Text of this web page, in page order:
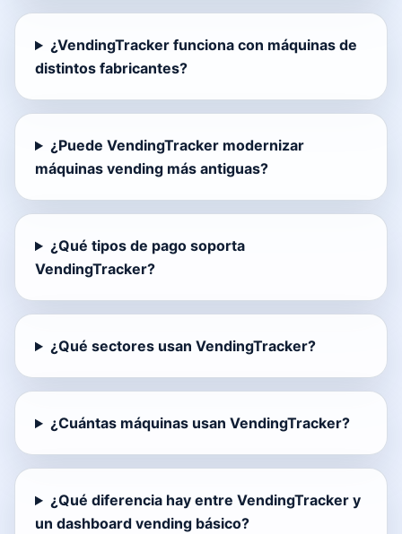
¿VendingTracker funciona con máquinas de
distintos fabricantes?
¿Puede VendingTracker modernizar
máquinas vending más antiguas?
¿Qué tipos de pago soporta
VendingTracker?
¿Qué sectores usan VendingTracker?
¿Cuántas máquinas usan VendingTracker?
¿Qué diferencia hay entre VendingTracker y
un dashboard vending básico?